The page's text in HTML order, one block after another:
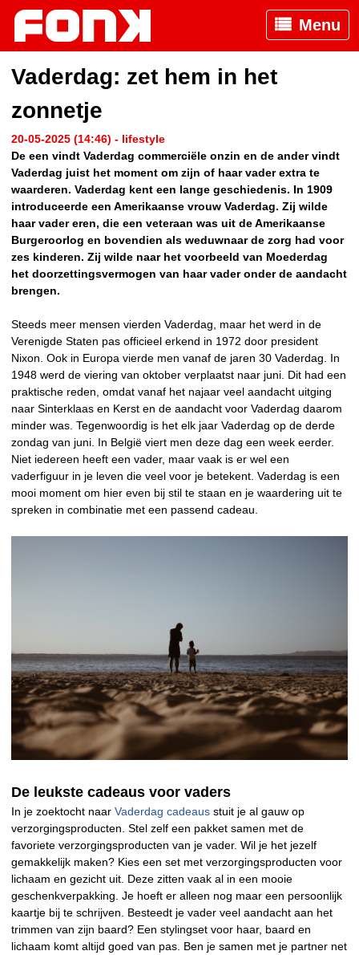
Menu
Vaderdag: zet hem in het
zonnetje
20-05-2025 (14:46) - lifestyle
De een vindt Vaderdag commerciële onzin en de ander vindt
Vaderdag juist het moment om zijn of haar vader extra te
waarderen. Vaderdag kent een lange geschiedenis. In 1909
introduceerde een Amerikaanse vrouw Vaderdag. Zij wilde
haar vader eren, die een veteraan was uit de Amerikaanse
Burgeroorlog en bovendien als weduwnaar de zorg had voor
zes kinderen. Zij wilde naar het voorbeeld van Moederdag
het doorzettingsvermogen van haar vader onder de aandacht
brengen.
Steeds meer mensen vierden Vaderdag, maar het werd in de
Verenigde Staten pas officieel erkend in 1972 door president
Nixon. Ook in Europa vierde men vanaf de jaren 30 Vaderdag. In
1948 werd de viering van oktober verplaatst naar juni. Dit had een
praktische reden, omdat vanaf het najaar veel aandacht uitging
naar Sinterklaas en Kerst en de aandacht voor Vaderdag daarom
minder was. Tegenwoordig is het elk jaar Vaderdag op de derde
zondag van juni. In België viert men deze dag een week eerder.
Niet iedereen heeft een vader, maar vaak is er wel een
vaderfiguur in je leven die veel voor je betekent. Vaderdag is een
mooi moment om hier even bij stil te staan en je waardering uit te
spreken in combinatie met een passend cadeau.
De leukste cadeaus voor vaders
In je zoektocht naar Vaderdag cadeaus stuit je al gauw op
verzorgingsproducten. Stel zelf een pakket samen met de
favoriete verzorgingsproducten van je vader. Wil je het jezelf
gemakkelijk maken? Kies een set met verzorgingsproducten voor
lichaam en gezicht uit. Deze zitten vaak al in een mooie
geschenkverpakking. Je hoeft er alleen nog maar een persoonlijk
kaartje bij te schrijven. Besteedt je vader veel aandacht aan het
trimmen van zijn baard? Een stylingset voor haar, baard en
lichaam komt altijd goed van pas. Ben je samen met je partner net